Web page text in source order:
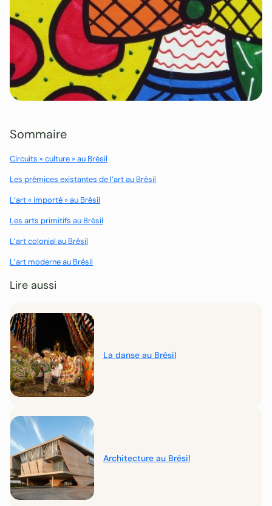
Sommaire
Circuits « culture » au Brésil
Les prémices existantes de l’art au Brésil
L’art « importé » au Brésil
Les arts primitifs au Brésil
L’art colonial au Brésil
L’art moderne au Brésil
Lire aussi
La danse au Brésil
Architecture au Brésil